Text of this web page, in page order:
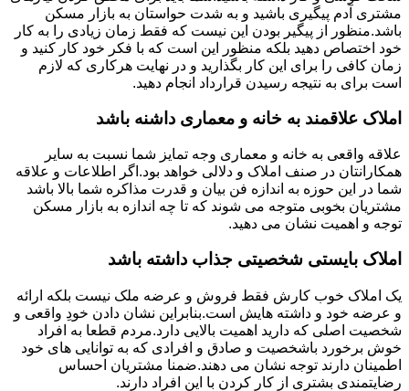
مشتری آدم پیگیری باشید و به شدت حواستان به بازار مسکن
باشد.منظور از پیگیر بودن این نیست که فقط زمان زیادی را به کار
خود اختصاص دهید بلکه منظور این است که با فکر خود کار کنید و
زمان کافی را برای این کار بگذارید و در نهایت هرکاری که لازم
است برای به نتیجه رسیدن قرارداد انجام دهید.
املاک علاقمند به خانه و معماری داشنه باشد
علاقه واقعی به خانه و معماری وجه تمایز شما نسبت به سایر
همکارانتان در صنف املاک و دلالی خواهد بود.اگر اطلاعات و علاقه
شما در این حوزه به اندازه فن بیان و قدرت مذاکره شما بالا باشد
مشتریان بخوبی متوجه می شوند که تا چه اندازه به بازار مسکن
توجه و اهمیت نشان می دهید.
املاک بایستی شخصیتی جذاب داشته باشد
یک املاک خوب کارش فقط فروش و عرضه ملک نیست بلکه ارائه
و عرضه خود و داشته هایش است.بنابراین نشان دادن خودِ واقعی و
شخصیت اصلی که دارید اهمیت بالایی دارد.مردم قطعا به افراد
خوش برخورد باشخصیت و صادق و افرادی که به توانایی های خود
اطمینان دارند توجه نشان می دهند.ضمنا مشتریان احساس
رضایتمندی بشتری از کار کردن با این افراد دارند.